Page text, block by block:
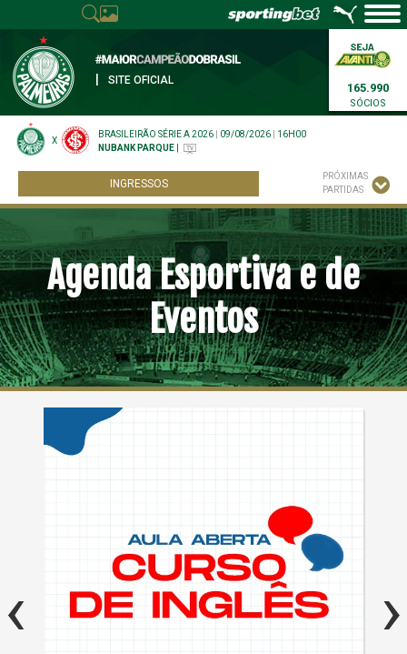
SITE OFICIAL
165.990
SÓCIOS
X
BRASILEIRÃO SÉRIE A 2026 09/08/2026
16H00
NUBANK PARQUE
INGRESSOS
PRÓXIMAS
PARTIDAS
Agenda Esportiva e de
Eventos
‹ ›